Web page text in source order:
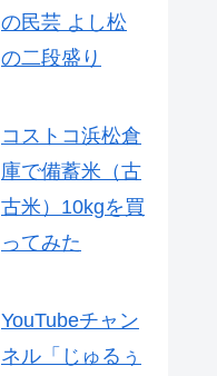
の民芸 よし松
の二段盛り
コストコ浜松倉
庫で備蓄米（古
古米）10kgを買
ってみた
YouTubeチャン
ネル「じゅるぅ